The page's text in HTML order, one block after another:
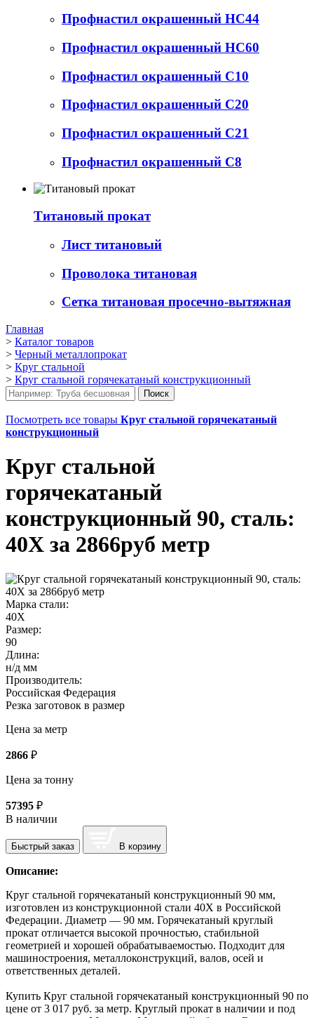
Профнастил окрашенный НС44
Профнастил окрашенный НС60
Профнастил окрашенный С10
Профнастил окрашенный С20
Профнастил окрашенный С21
Профнастил окрашенный С8
Титановый прокат
Лист титановый
Проволока титановая
Сетка титановая просечно-вытяжная
Главная
> Каталог товаров
> Черный металлопрокат
> Круг стальной
> Круг стальной горячекатаный конструкционный
Посмотреть все товары Круг стальной горячекатаный
конструкционный
Круг стальной
горячекатаный
конструкционный 90, сталь:
40Х за 2866руб метр
Марка стали:
40Х
Размер:
90
Длина:
н/д мм
Производитель:
Российская Федерация
Резка заготовок в размер
Цена за метр
2866 ₽
Цена за тонну
57395 ₽
В наличии
Быстрый заказ В корзину
Описание:
Круг стальной горячекатаный конструкционный 90 мм,
изготовлен из конструкционной стали 40Х в Российской
Федерации. Диаметр — 90 мм. Горячекатаный круглый
прокат отличается высокой прочностью, стабильной
геометрией и хорошей обрабатываемостью. Подходит для
машиностроения, металлоконструкций, валов, осей и
ответственных деталей.
Купить Круг стальной горячекатаный конструкционный 90 по
цене от 3 017 руб. за метр. Круглый прокат в наличии и под